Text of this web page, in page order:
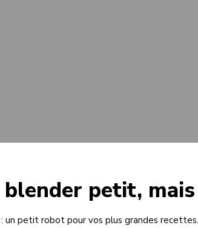
petit,
un petit robot pour vos plus grandes